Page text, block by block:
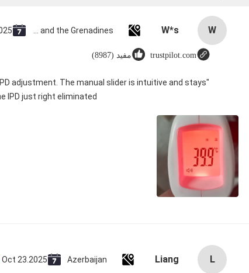
W
W*s
trustpilot.com مفید (8987)
IPD adjustment. The manual slider is intuitive and stays
just right eliminated！
L
Liang
Azerbaijan
Oct 23.2025